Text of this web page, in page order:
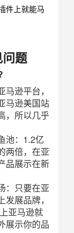
件上就能马
题
逊平台，
马逊美国站
，所以几乎
池：1.2亿
两倍，在亚
品展示在新
：只要在亚
展品牌，
亚马逊就
展示你的品